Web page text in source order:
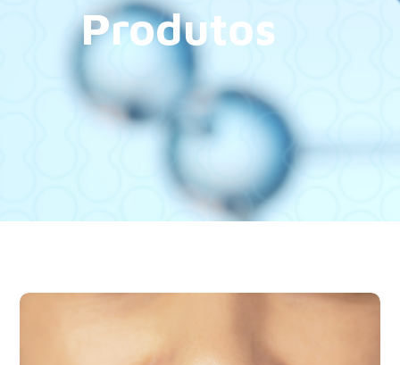
Produtos